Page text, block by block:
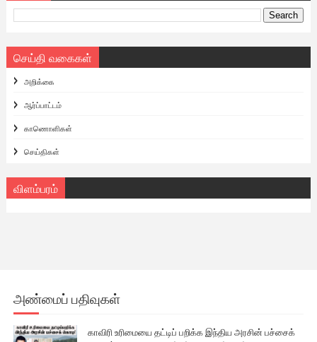
செய்தி வகைகள்
அறிக்கை
ஆர்ப்பாட்டம்
காணொளிகள்
செய்திகள்
விளம்பரம்
அண்மைப் பதிவுகள்
காவிரி உரிமையை தட்டிப் பறிக்க இந்திய அரசின் பச்சைக்